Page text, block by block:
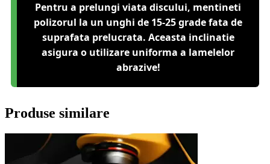
Pentru a prelungi viata discului, mentineti
polizorul la un unghi de 15-25 grade fata de
suprafata prelucrata. Aceasta inclinatie
asigura o utilizare uniforma a lamelelor
abrazive!
Produse similare